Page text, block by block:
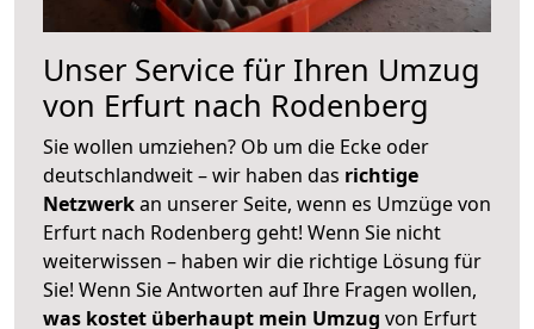
Unser Service für Ihren Umzug
von Erfurt nach Rodenberg
Sie wollen umziehen? Ob um die Ecke oder
deutschlandweit – wir haben das richtige
Netzwerkan unserer Seite, wenn es Umzüge von
Erfurt nach Rodenberg geht! Wenn Sie nicht
weiterwissen – haben wir die richtige Lösung für
Sie! Wenn Sie Antworten auf Ihre Fragen wollen,
was kostet überhaupt mein Umzug von Erfurt